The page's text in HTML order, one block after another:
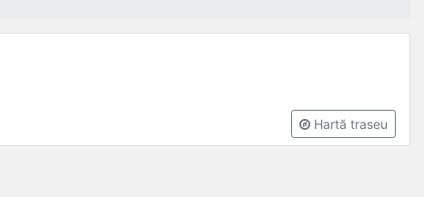
Hartă traseu